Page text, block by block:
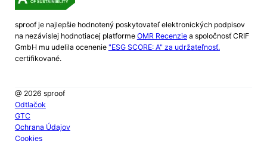
sproof je najlepšie hodnotený poskytovateľ elektronických podpisov
na nezávislej hodnotiacej platforme OMR Recenziea spoločnosť CRIF
GmbH mu udelila ocenenie "ESG SCORE: A" za udržateľnosť.
certifikované.
@ 2026 sproof
Odtlačok
GTC
Ochrana Údajov
Cookies